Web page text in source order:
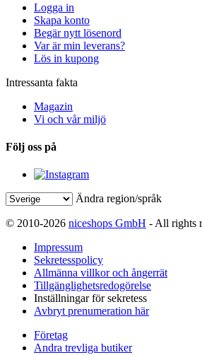
Logga in
Skapa konto
Begär nytt lösenord
Var är min leverans?
Lös in kupong
Intressanta fakta
Magazin
Vi och vår miljö
Följ oss på
Ändra region/språk
© 2010-2026 niceshops GmbH - All rights
Impressum
Sekretesspolicy
Allmänna villkor och ångerrät
Tillgänglighetsredogörelse
Inställningar för sekretess
Avbryt prenumeration här
Företag
Andra trevliga butiker